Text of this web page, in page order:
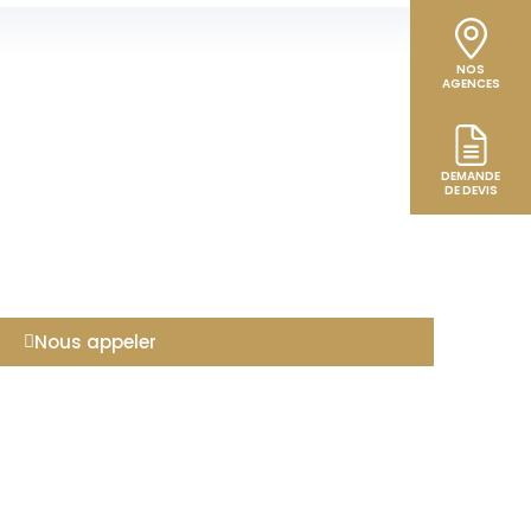
NOS
AGENCES
DEMANDE
DE DEVIS
Nous appeler